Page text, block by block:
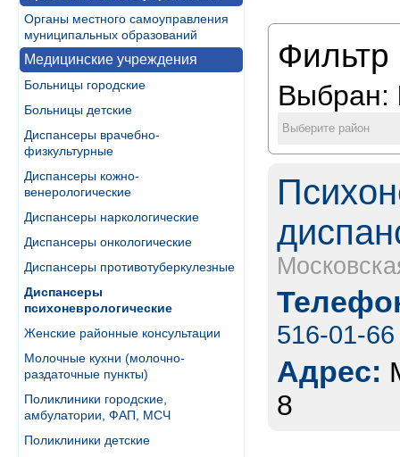
Органы местного самоуправления
муниципальных образований
Медицинские учреждения
Больницы городские
Больницы детские
Диспансеры врачебно-
физкультурные
Диспансеры кожно-
венерологические
Диспансеры наркологические
Диспансеры онкологические
Диспансеры противотуберкулезные
Диспансеры
психоневрологические
Женские районные консультации
Молочные кухни (молочно-
раздаточные пункты)
Поликлиники городские,
амбулатории, ФАП, МСЧ
Поликлиники детские
Фильтр
Выбран:
Выберите район
516-01-66
Адрес:
8